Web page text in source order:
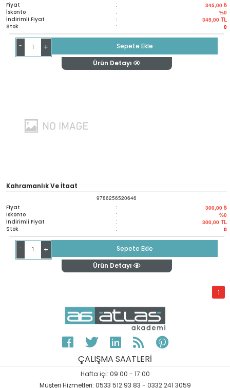
Fiyat : 345,00 ₺
İskonto : %0
İndirimli Fiyat : 345,00 TL
Stok : 0
- +
Sepete Ekle
Ürün Detayı
Kahramanlık Ve İtaat
9786256520646
Fiyat : 300,00 ₺
İskonto : %0
İndirimli Fiyat : 300,00 TL
Stok : 0
- +
Sepete Ekle
Ürün Detayı
1
ÇALIŞMA SAATLERİ
Hafta içi: 09:00 - 17:00
Müşteri Hizmetleri: 0533 512 93 83 - 0332 241 3059